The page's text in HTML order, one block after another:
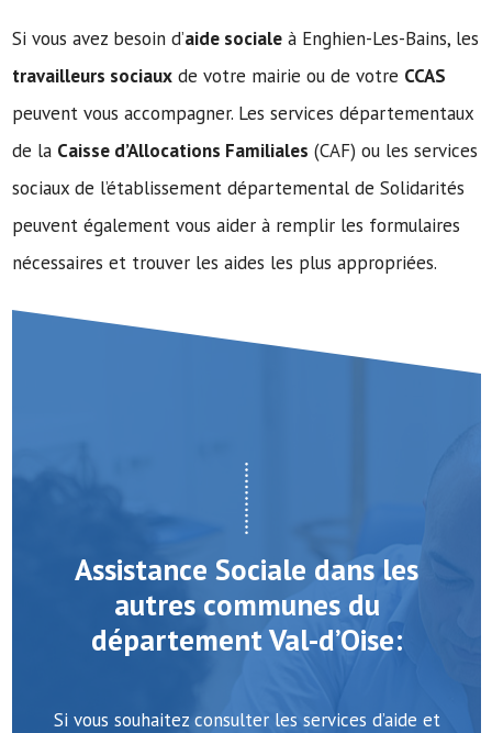
Si vous avez besoin d’aide sociale à Enghien-Les-Bains, les
travailleurs sociaux de votre mairie ou de votre CCAS
peuvent vous accompagner. Les services départementaux
de la Caisse d’Allocations Familiales (CAF) ou les services
sociaux de l’établissement départemental de Solidarités
peuvent également vous aider à remplir les formulaires
nécessaires et trouver les aides les plus appropriées.
Assistance Sociale dans les
autres communes du
département Val-d’Oise:
Si vous souhaitez consulter les services d’aide et